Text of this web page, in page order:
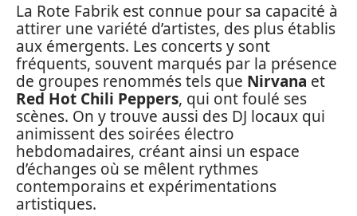
La Rote Fabrik est connue pour sa capacité à
attirer une variété d’artistes, des plus établis
aux émergents. Les concerts y sont
fréquents, souvent marqués par la présence
de groupes renommés tels que Nirvana et
Red Hot Chili Peppers, qui ont foulé ses
scènes. On y trouve aussi des DJ locaux qui
animissent des soirées électro
hebdomadaires, créant ainsi un espace
d’échanges où se mêlent rythmes
contemporains et expérimentations
artistiques.